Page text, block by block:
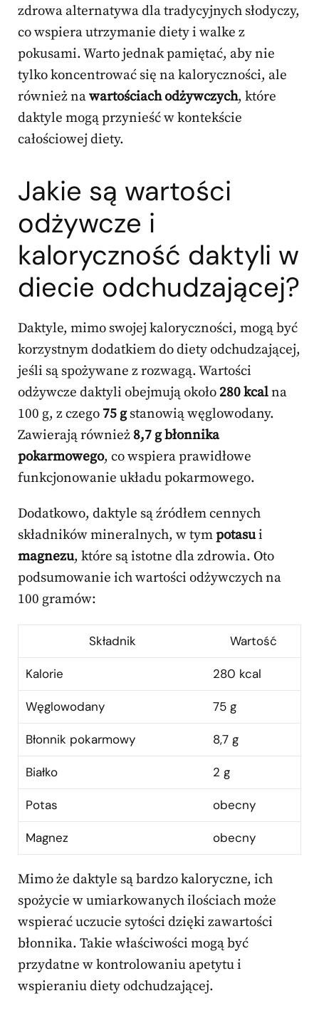
zdrowa alternatywa dla tradycyjnych słodyczy,
co wspiera utrzymanie diety i walke z
pokusami. Warto jednak pamiętać, aby nie
tylko koncentrować się na kaloryczności, ale
również nawartościach odżywczych, które
daktyle mogą przynieść w kontekście
całościowej diety.
Jakie są wartości
odżywcze i
kaloryczność daktyli w
diecie odchudzającej?
Daktyle, mimo swojej kaloryczności, mogą być
korzystnym dodatkiem do diety odchudzającej,
jeśli są spożywane z rozwagą. Wartości
odżywcze daktyli obejmują około 280 kcalna
100 g, z czego 75 gstanowią węglowodany.
Zawierają również8,7 g błonnika
pokarmowego, co wspiera prawidłowe
funkcjonowanie układu pokarmowego.
Dodatkowo, daktyle są źródłem cennych
składników mineralnych, w tympotasui
magnezu, które są istotne dla zdrowia. Oto
podsumowanie ich wartości odżywczych na
100 gramów:
Składnik Wartość
Kalorie 280 kcal
Węglowodany 75 g
Błonnik pokarmowy 8,7 g
Białko 2 g
Potas obecny
Magnez obecny
Mimo że daktyle są bardzo kaloryczne, ich
spożycie w umiarkowanych ilościach może
wspierać uczucie sytości dzięki zawartości
błonnika. Takie właściwości mogą być
przydatne w kontrolowaniu apetytu i
wspieraniu diety odchudzającej.